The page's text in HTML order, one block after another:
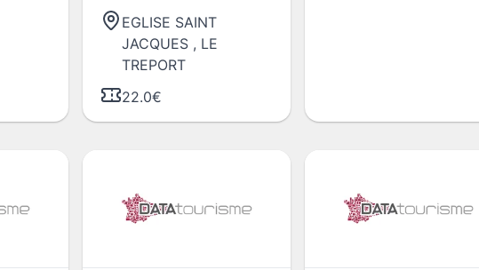
EGLISE SAINT
JACQUES , LE
TREPORT
22.0€